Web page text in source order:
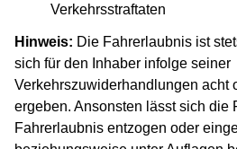
Verkehrsstraftaten
Hinweis: Die Fahrerlaubnis ist
sich für den Inhaber infolge seiner
Verkehrszuwiderhandlungen acht
ergeben. Ansonsten lässt sich die
Fahrerlaubnis entzogen oder